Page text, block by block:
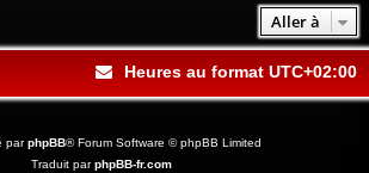
Aller à
Heures au format UTC+02:00
parphpBB® Forum Software © phpBB Limited
Traduit parphpBB-fr.com